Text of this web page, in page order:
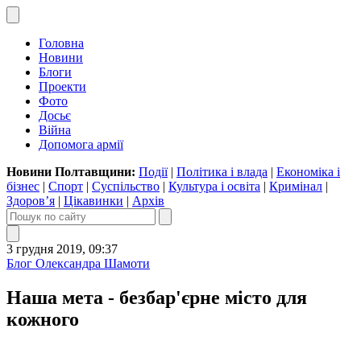
Головна
Новини
Блоги
Проекти
Фото
Досьє
Війна
Допомога армії
Новини Полтавщини: Події| Політика і влада | Економіка і
бізнес | Спорт | Суспільство | Культура і освіта | Кримінал |
Здоров’я | Цікавинки | Архів
3 грудня 2019, 09:37
Блог Олександра Шамоти
Наша мета - безбар'єрне місто для
кожного